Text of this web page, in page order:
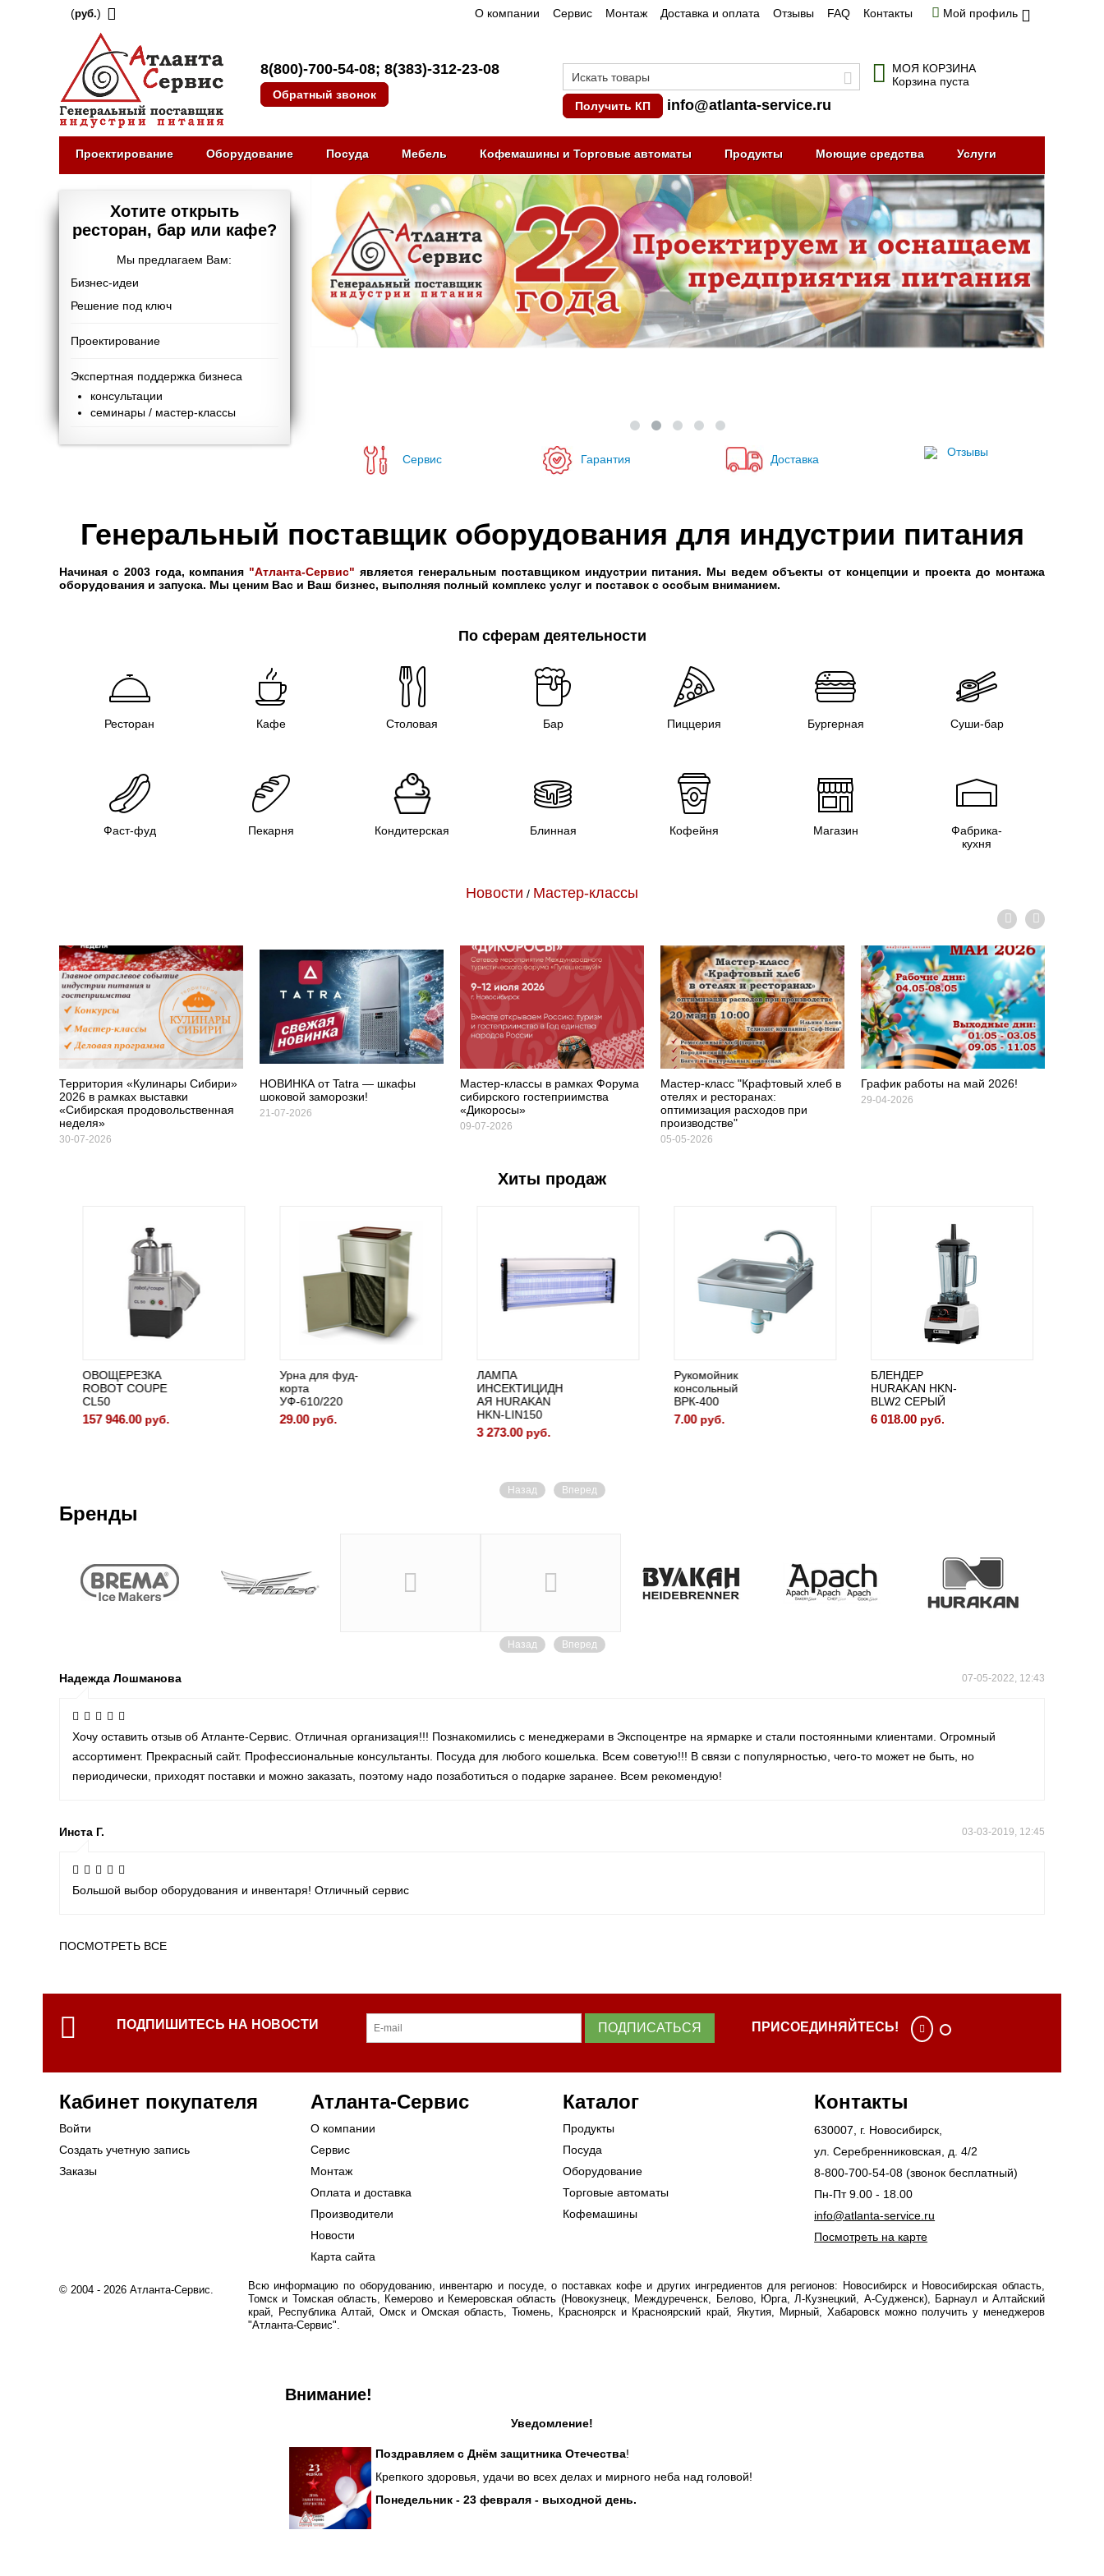
(руб.) О компании Сервис Монтаж Доставка и оплата Отзывы FAQ Контакты Мой профиль
8(800)-700-54-08; 8(383)-312-23-08
Обратный звонок
Получить КП
info@atlanta-service.ru
МОЯ КОРЗИНА
Корзина пуста
Проектирование Оборудование Посуда Мебель Кофемашины и Торговые автоматы Продукты Моющие средства Услуги
Хотите открыть
ресторан, бар или кафе?
Мы предлагаем Вам:
Бизнес-идеи
Решение под ключ
Проектирование
Экспертная поддержка бизнеса
консультации
семинары / мастер-классы
Cервис Гарантия Доставка
Отзывы
Генеральный поставщик оборудования для индустрии питания
Начиная с 2003 года, компания "Атланта-Сервис" является генеральным поставщиком индустрии питания. Мы ведем объекты от концепции и проекта до монтажа
оборудования и запуска. Мы ценим Вас и Ваш бизнес, выполняя полный комплекс услуг и поставок с особым вниманием.
По сферам деятельности
Ресторан Кафе Столовая Бар Пиццерия Бургерная Суши-бар
Фаст-фуд Пекарня Кондитерская Блинная Кофейня Магазин
Фабрика-
кухня
Новости / Мастер-классы
Территория «Кулинары Сибири»
2026 в рамках выставки
«Сибирская продовольственная
неделя»
30-07-2026
НОВИНКА от Tatra — шкафы
шоковой заморозки!
21-07-2026
Мастер-классы в рамках Форума
сибирского гостеприимства
«Дикоросы»
09-07-2026
Мастер-класс "Крафтовый хлеб в
отелях и ресторанах:
оптимизация расходов при
производстве"
05-05-2026
График работы на май 2026!
29-04-2026
Хиты продаж
ОВОЩЕРЕЗКА
ROBOT COUPE
CL50
157 946.00 руб.
Урна для фуд-
корта
УФ-610/220
29.00 руб.
ЛАМПА
ИНСЕКТИЦИДН
АЯ HURAKAN
HKN-LIN150
3 273.00 руб.
Рукомойник
консольный
ВРК-400
7.00 руб.
БЛЕНДЕР
HURAKAN HKN-
BLW2 СЕРЫЙ
6 018.00 руб.
Назад Вперед
Бренды
Назад Вперед
Надежда Лошманова 07-05-2022, 12:43
Хочу оставить отзыв об Атланте-Сервис. Отличная организация!!! Познакомились с менеджерами в Экспоцентре на ярмарке и стали постоянными клиентами. Огромный
ассортимент. Прекрасный сайт. Профессиональные консультанты. Посуда для любого кошелька. Всем советую!!! В связи с популярностью, чего-то может не быть, но
периодически, приходят поставки и можно заказать, поэтому надо позаботиться о подарке заранее. Всем рекомендую!
Инста Г. 03-03-2019, 12:45
Большой выбор оборудования и инвентаря! Отличный сервис
ПОСМОТРЕТЬ ВСЕ
ПОДПИШИТЕСЬ НА НОВОСТИ ПОДПИСАТЬСЯ ПРИСОЕДИНЯЙТЕСЬ!
Кабинет покупателя
Войти
Создать учетную запись
Заказы
Атланта-Сервис
О компании
Сервис
Монтаж
Оплата и доставка
Производители
Новости
Карта сайта
Каталог
Продукты
Посуда
Оборудование
Торговые автоматы
Кофемашины
Контакты
630007 , г. Новосибирск
ул. Серебренниковская, д. 4/2
8-800-700-54-08 (звонок бесплатный)
Пн-Пт 9.00 - 18.00
info@atlanta-service.ru
Посмотреть на карте
© 2004 - 2026 Атланта-Сервис.
Всю информацию по оборудованию, инвентарю и посуде, о поставках кофе и других ингредиентов для регионов: Новосибирск и Новосибирская область,
Томск и Томская область, Кемерово и Кемеровская область (Новокузнецк, Междуреченск, Белово, Юрга, Л-Кузнецкий, А-Судженск), Барнаул и Алтайский
край, Республика Алтай, Омск и Омская область, Тюмень, Красноярск и Красноярский край, Якутия, Мирный, Хабаровск можно получить у менеджеров
"Атланта-Сервис".
Внимание!
Уведомление!
Поздравляем с Днём защитника Отечества!
Крепкого здоровья, удачи во всех делах и мирного неба над головой!
Понедельник - 23 февраля - выходной день.